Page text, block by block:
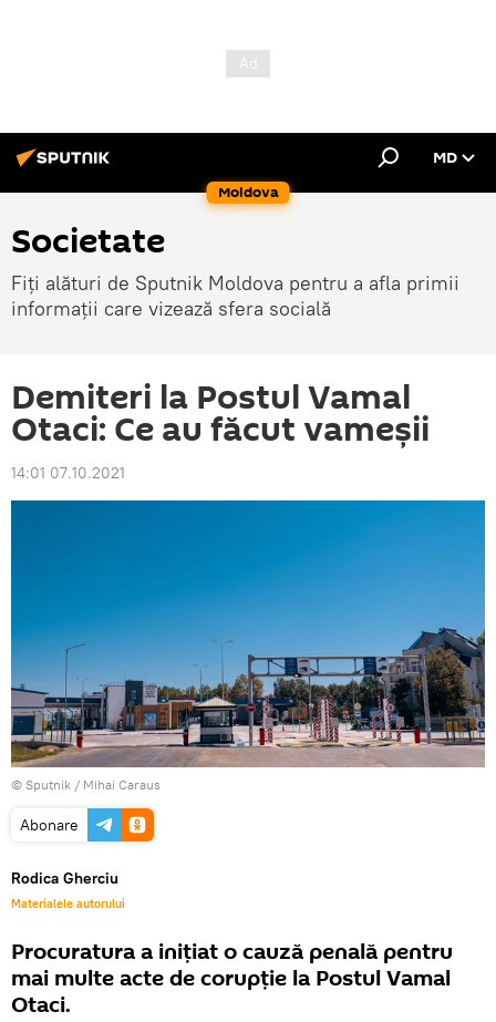
Moldova
MD
Societate
Fiți alături de Sputnik Moldova pentru a afla primii
informații care vizează sfera socială
Demiteri la Postul Vamal
Otaci: Ce au făcut vameșii
14:01 07.10.2021
© Sputnik / Mihai Caraus
Abonare
Rodica Gherciu
Materialele autorului
Procuratura a inițiat o cauză penală pentru
mai multe acte de corupție la Postul Vamal
Otaci.